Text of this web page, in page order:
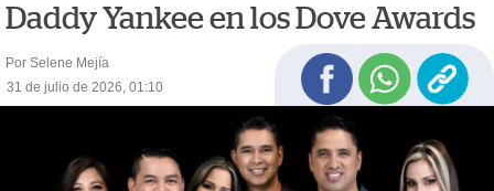
Daddy Yankee en los Dove Awards
Por Selene Mejía
31 de julio de 2026, 01:10